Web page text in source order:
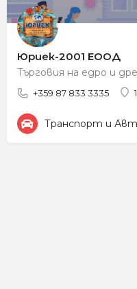
Юриек-2001 ЕООД
+359 87 833 3335
Транспорт и